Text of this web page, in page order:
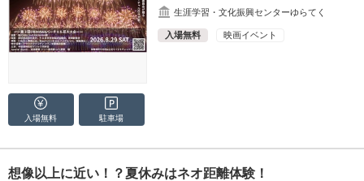
生涯学習・文化振興センターゆらてく
入場無料 映画イベント
入場無料 駐車場
想像以上に近い！？夏休みはネオ距離体験！